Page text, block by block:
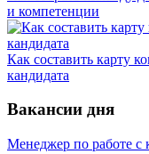
и компетенции
Как составить карту
кандидата
Вакансии дня
Менеджер по работе с